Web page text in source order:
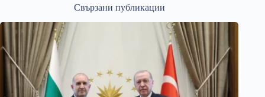
Свързани публикации